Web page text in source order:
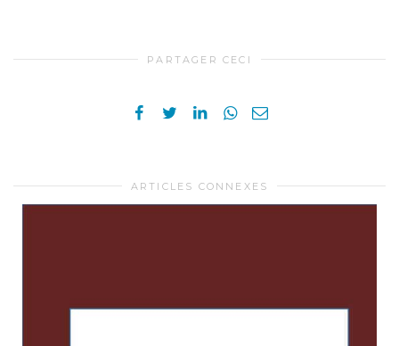
PARTAGER CECI
ARTICLES CONNEXES